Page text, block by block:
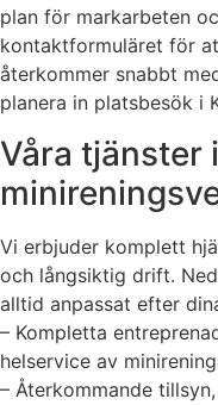
plan för markarbeten
kontaktformuläret för
återkommer snabbt
planera in platsbesök i
Våra tjänster
Vi erbjuder komplett
och långsiktig drift.
alltid anpassat efter
– Kompletta
helservice av
– Återkommande